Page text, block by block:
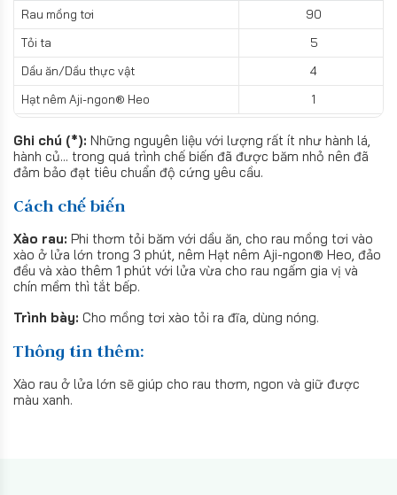
Rau mồng tơi
90
Tỏi ta
5
Dầu ăn/Dầu thực vật
4
Hạt nêm Aji-ngon® Heo
1
Ghi chú (*): Những nguyên liệu với lượng rất ít như hành lá,
hành củ... trong quá trình chế biến đã được băm nhỏ nên đã
đảm bảo đạt tiêu chuẩn độ cứng yêu cầu.
Cách chế biến
Xào rau: Phi thơm tỏi băm với dầu ăn, cho rau mồng tơi vào
xào ở lửa lớn trong 3 phút, nêm Hạt nêm Aji-ngon® Heo, đảo
đều và xào thêm 1 phút với lửa vừa cho rau ngấm gia vị và
chín mềm thì tắt bếp.
Trình bày: Cho mồng tơi xào tỏi ra đĩa, dùng nóng.
Thông tin thêm:
Xào rau ở lửa lớn sẽ giúp cho rau thơm, ngon và giữ được
màu xanh.